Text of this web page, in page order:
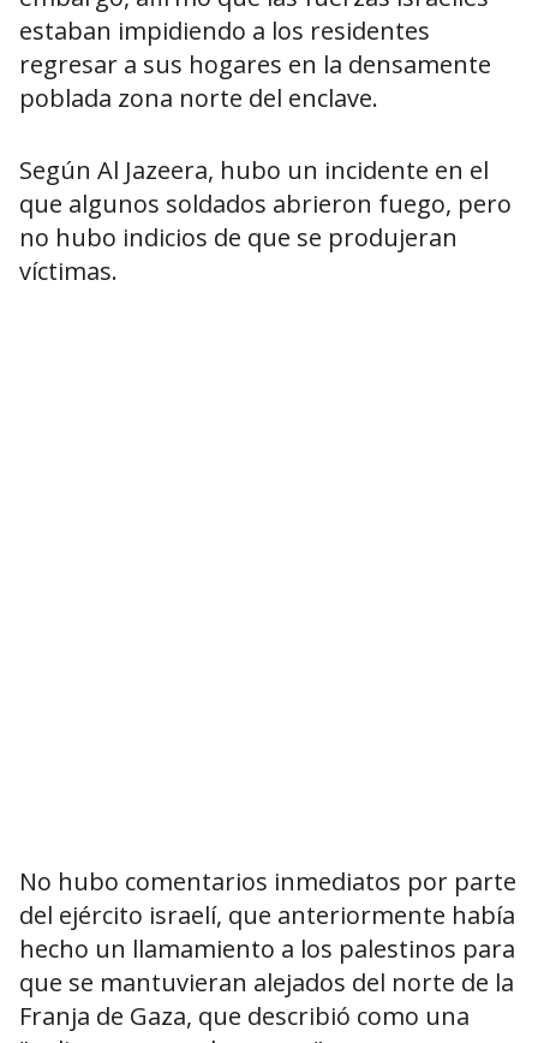
estaban impidiendo a los residentes
regresar a sus hogares en la densamente
poblada zona norte del enclave.
Según Al Jazeera, hubo un incidente en el
que algunos soldados abrieron fuego, pero
no hubo indicios de que se produjeran
víctimas.
No hubo comentarios inmediatos por parte
del ejército israelí, que anteriormente había
hecho un llamamiento a los palestinos para
que se mantuvieran alejados del norte de la
Franja de Gaza, que describió como una